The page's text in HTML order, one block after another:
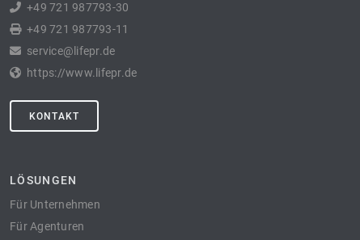
+49 721 987793-30
+49 721 987793-11
service@lifepr.de
https://www.lifepr.de
KONTAKT
LÖSUNGEN
Für Unternehmen
Für Agenturen